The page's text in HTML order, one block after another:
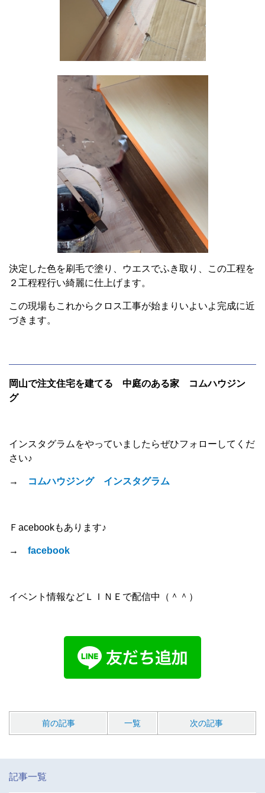
決定した色を刷毛で塗り、ウエスでふき取り、この工程を
２工程程行い綺麗に仕上げます。
この現場もこれからクロス工事が始まりいよいよ完成に近
づきます。
岡山で注文住宅を建てる 中庭のある家 コムハウジン
グ
インスタグラムをやっていましたらぜひフォローしてくだ
さい♪
→ コムハウジング インスタグラム
Ｆacebookもあります♪
→ facebook
イベント情報などＬＩＮＥで配信中（＾＾）
前の記事 一覧 次の記事
記事一覧